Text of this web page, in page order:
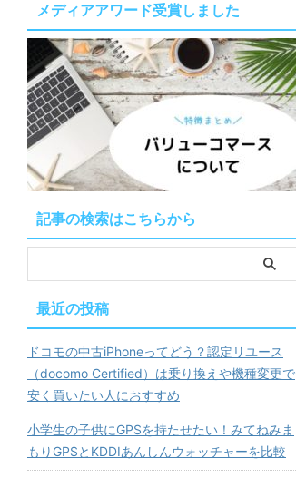
メディアアワード受賞しました
記事の検索はこちらから
最近の投稿
ドコモの中古iPhoneってどう？認定リユース
（docomo Certified）は乗り換えや機種変更で
安く買いたい人におすすめ
小学生の子供にGPSを持たせたい！みてねみま
もりGPSとKDDIあんしんウォッチャーを比較